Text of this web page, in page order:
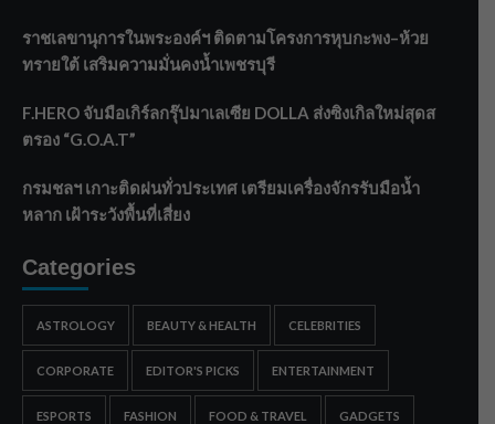
ราชเลขานุการในพระองค์ฯ ติดตามโครงการหุบกะพง–ห้วย
ทรายใต้ เสริมความมั่นคงน้ำเพชรบุรี
F.HERO จับมือเกิร์ลกรุ๊ปมาเลเซีย DOLLA ส่งซิงเกิลใหม่สุดส
ตรอง “G.O.A.T”
กรมชลฯ เกาะติดฝนทั่วประเทศ เตรียมเครื่องจักรรับมือน้ำ
หลาก เฝ้าระวังพื้นที่เสี่ยง
Categories
ASTROLOGY BEAUTY & HEALTH CELEBRITIES
CORPORATE EDITOR'S PICKS ENTERTAINMENT
ESPORTS FASHION FOOD & TRAVEL GADGETS